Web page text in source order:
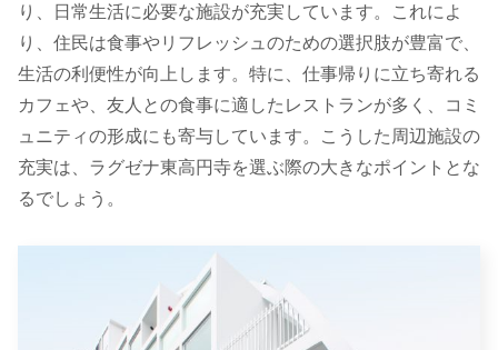
り、日常生活に必要な施設が充実しています。これによ
り、住民は食事やリフレッシュのための選択肢が豊富で、
生活の利便性が向上します。特に、仕事帰りに立ち寄れる
カフェや、友人との食事に適したレストランが多く、コミ
ュニティの形成にも寄与しています。こうした周辺施設の
充実は、ラグゼナ東高円寺を選ぶ際の大きなポイントとな
るでしょう。